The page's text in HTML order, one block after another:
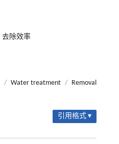
去除效率
/ Water treatment / Removal
引用格式 ▾